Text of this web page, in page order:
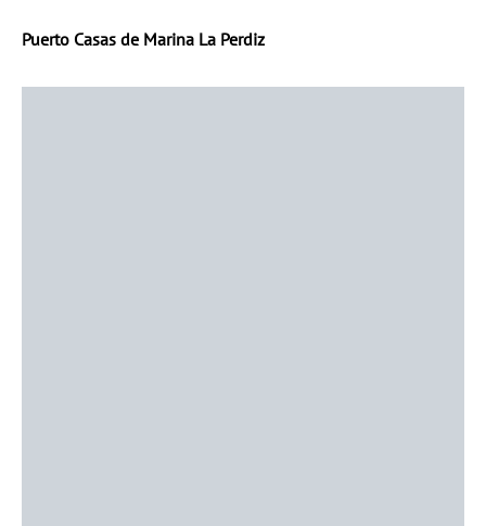
Puerto Casas de Marina La Perdiz